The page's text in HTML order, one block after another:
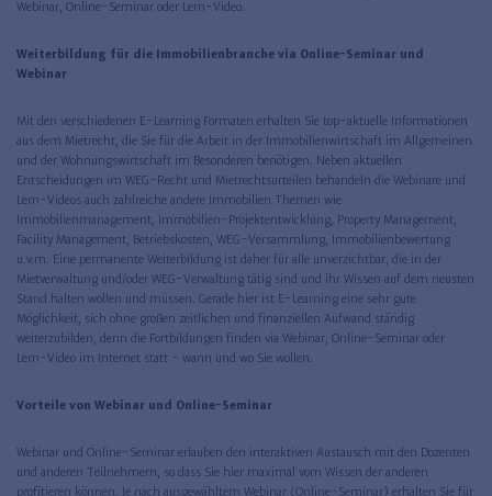
Webinar, Online-Seminar oder Lern-Video.
Weiterbildung für die Immobilienbranche via Online-Seminar und
Webinar
Mit den verschiedenen E-Learning Formaten erhalten Sie top-aktuelle Informationen
aus dem Mietrecht, die Sie für die Arbeit in der Immobilienwirtschaft im Allgemeinen
und der Wohnungswirtschaft im Besonderen benötigen. Neben aktuellen
Entscheidungen im WEG-Recht und Mietrechtsurteilen behandeln die Webinare und
Lern-Videos auch zahlreiche andere Immobilien Themen wie
Immobilienmanagement, Immobilien-Projektentwicklung, Property Management,
Facility Management, Betriebskosten, WEG-Versammlung, Immobilienbewertung
u.v.m. Eine permanente Weiterbildung ist daher für alle unverzichtbar, die in der
Mietverwaltung und/oder WEG-Verwaltung tätig sind und ihr Wissen auf dem neusten
Stand halten wollen und müssen. Gerade hier ist E-Learning eine sehr gute
Möglichkeit, sich ohne großen zeitlichen und finanziellen Aufwand ständig
weiterzubilden, denn die Fortbildungen finden via Webinar, Online-Seminar oder
Lern-Video im Internet statt - wann und wo Sie wollen.
Vorteile von Webinar und Online-Seminar
Webinar und Online-Seminar erlauben den interaktiven Austausch mit den Dozenten
und anderen Teilnehmern, so dass Sie hier maximal vom Wissen der anderen
profitieren können. Je nach ausgewähltem Webinar (Online-Seminar) erhalten Sie für